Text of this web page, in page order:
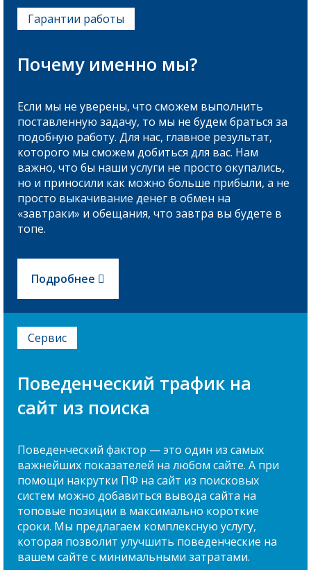
Гарантии работы
Почему именно мы?
Если мы не уверены, что сможем выполнить
поставленную задачу, то мы не будем браться за
подобную работу. Для нас, главное результат,
которого мы сможем добиться для вас. Нам
важно, что бы наши услуги не просто окупались,
но и приносили как можно больше прибыли, а не
просто выкачивание денег в обмен на
«завтраки» и обещания, что завтра вы будете в
топе.
Подробнее
Сервис
Поведенческий трафик на
сайт из поиска
Поведенческий фактор — это один из самых
важнейших показателей на любом сайте. А при
помощи накрутки ПФ на сайт из поисковых
систем можно добавиться вывода сайта на
топовые позиции в максимально короткие
сроки. Мы предлагаем комплексную услугу,
которая позволит улучшить поведенческие на
вашем сайте с минимальными затратами.